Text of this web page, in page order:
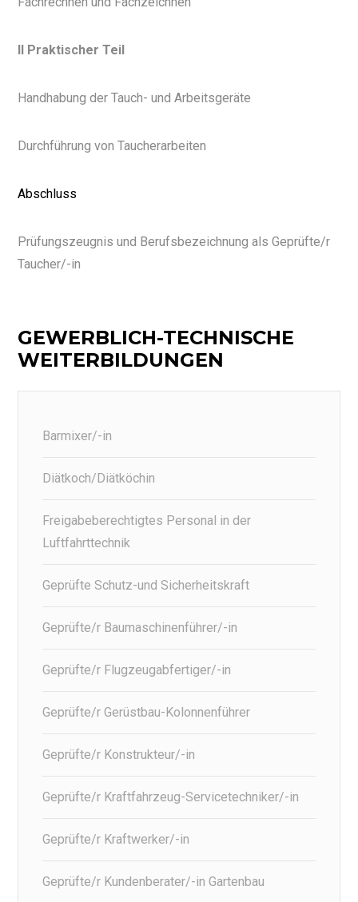
II Praktischer Teil
Handhabung der Tauch- und Arbeitsgeräte
Durchführung von Taucherarbeiten
Abschluss
Prüfungszeugnis und Berufsbezeichnung als Geprüfte/r
Taucher/-in
GEWERBLICH-TECHNISCHE
WEITERBILDUNGEN
Barmixer/-in
Diätkoch/Diätköchin
Freigabeberechtigtes Personal in der
Luftfahrttechnik
Geprüfte Schutz-und Sicherheitskraft
Geprüfte/r Baumaschinenführer/-in
Geprüfte/r Flugzeugabfertiger/-in
Geprüfte/r Gerüstbau-Kolonnenführer
Geprüfte/r Konstrukteur/-in
Geprüfte/r Kraftfahrzeug-Servicetechniker/-in
Geprüfte/r Kraftwerker/-in
Geprüfte/r Kundenberater/-in Gartenbau